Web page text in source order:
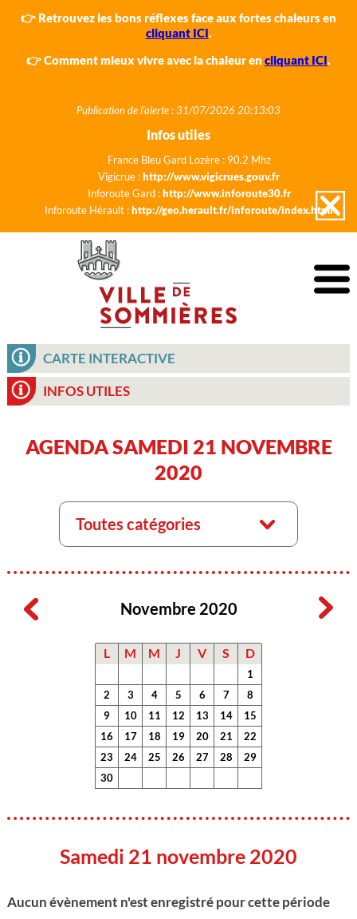
👉 Retrouvez les bons réflexes face aux fortes chaleurs en
cliquant ICI.
👉 Comment mieux vivre avec la chaleur en cliquant ICI.
Publication de l'alerte : 31/07/2026 20:13:03
Infos utiles
France Bleu Gard Lozère : 90.2 Mhz
Vigicrue :http://www.vigicrues.gouv.fr
Inforoute Gard :http://www.inforoute30.fr
Inforoute Hérault :http://geo.herault.fr/inforoute/index.html
CARTE INTERACTIVE
INFOS UTILES
AGENDA SAMEDI 21 NOVEMBRE
2020
Toutes catégories
Novembre 2020
L M M J V S D
1
2
3 4 5 6 7
8
9
10 11 12 13 14
15
16
17 18 19 20 21
22
23
24 25 26 27 28
29
30
Samedi 21 novembre 2020
Aucun évènement n'est enregistré pour cette période